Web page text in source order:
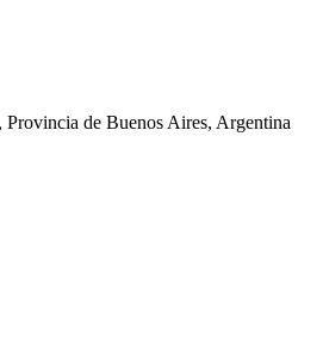
Provincia de Buenos Aires, Argentina